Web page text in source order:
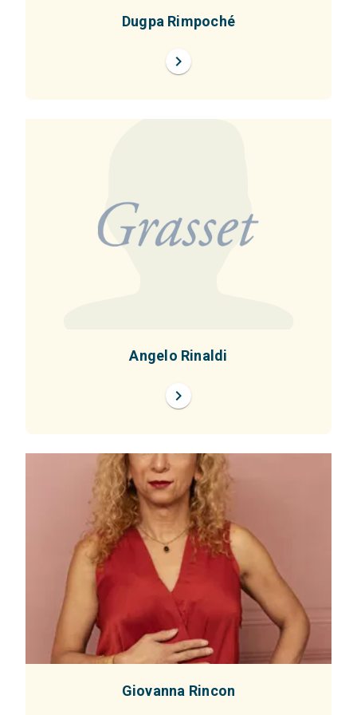
Dugpa Rimpoché
chevron_right
Angelo Rinaldi
chevron_right
Giovanna Rincon